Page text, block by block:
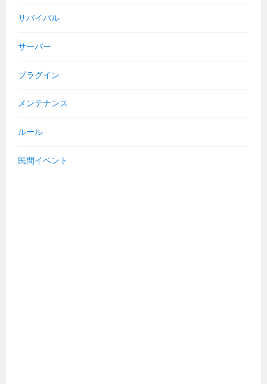
サバイバル
サーバー
プラグイン
メンテナンス
ルール
民間イベント